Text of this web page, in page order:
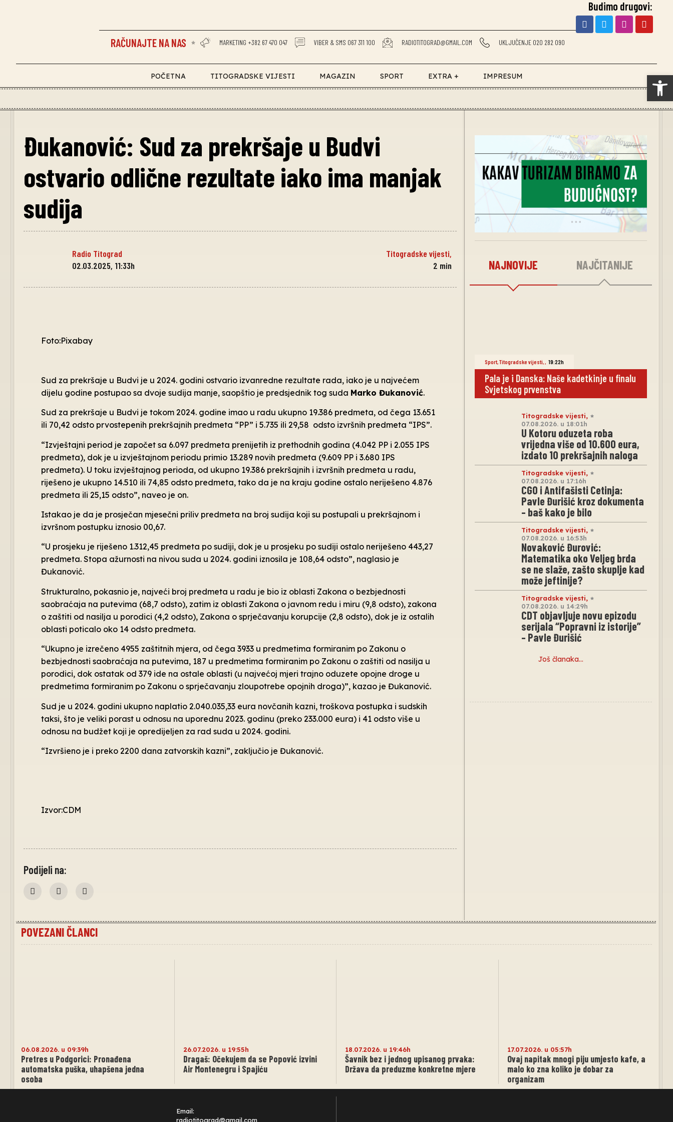
RAČUNAJTE NA NAS MARKETING +382 67 470 047 VIBER & SMS 067 311 100 RADIOTITOGRAD@GMAIL.COM UKLJUČENJE 020 282 090
Budimo drugovi:
POČETNA TITOGRADSKE VIJESTI MAGAZIN SPORT EXTRA + IMPRESUM
Đukanović: Sud za prekršaje u Budvi
ostvario odlične rezultate iako ima manjak
sudija
Radio Titograd Titogradske vijesti,
02.03.2025, 11:33h
2 min
Foto:Pixabay
Sud za prekršaje u Budvi je u 2024. godini ostvario izvanredne rezultate rada, iako je u najvećem
dijelu godine postupao sa dvoje sudija manje, saopštio je predsjednik tog suda Marko Đukanović.
Sud za prekršaje u Budvi je tokom 2024. godine imao u radu ukupno 19.386 predmeta, od čega 13.651
ili 70,42 odsto prvostepenih prekršajnih predmeta “PP” i 5.735 ili 29,58 odsto izvršnih predmeta “IPS”.
“Izvještajni period je započet sa 6.097 predmeta prenijetih iz prethodnih godina (4.042 PP i 2.055 IPS
predmeta), dok je u izvještajnom periodu primio 13.289 novih predmeta (9.609 PP i 3.680 IPS
predmeta). U toku izvještajnog perioda, od ukupno 19.386 prekršajnih i izvršnih predmeta u radu,
riješeno je ukupno 14.510 ili 74,85 odsto predmeta, tako da je na kraju godine ostalo neriješeno 4.876
predmeta ili 25,15 odsto”, naveo je on.
Istakao je da je prosječan mjesečni priliv predmeta na broj sudija koji su postupali u prekršajnom i
izvršnom postupku iznosio 00,67.
“U prosjeku je riješeno 1.312,45 predmeta po sudiji, dok je u prosjeku po sudiji ostalo neriješeno 443,27
predmeta. Stopa ažurnosti na nivou suda u 2024. godini iznosila je 108,64 odsto”, naglasio je
Đukanović.
Strukturalno, pokasnio je, najveći broj predmeta u radu je bio iz oblasti Zakona o bezbjednosti
saobraćaja na putevima (68,7 odsto), zatim iz oblasti Zakona o javnom redu i miru (9,8 odsto), zakona
o zaštiti od nasilja u porodici (4,2 odsto), Zakona o sprječavanju korupcije (2,8 odsto), dok je iz ostalih
oblasti poticalo oko 14 odsto predmeta.
“Ukupno je izrečeno 4955 zaštitnih mjera, od čega 3933 u predmetima formiranim po Zakonu o
bezbjednosti saobraćaja na putevima, 187 u predmetima formiranim po Zakonu o zaštiti od nasilja u
porodici, dok ostatak od 379 ide na ostale oblasti (u najvećoj mjeri trajno oduzete opojne droge u
predmetima formiranim po Zakonu o sprječavanju zloupotrebe opojnih droga)”, kazao je Đukanović.
Sud je u 2024. godini ukupno naplatio 2.040.035,33 eura novčanih kazni, troškova postupka i sudskih
taksi, što je veliki porast u odnosu na uporednu 2023. godinu (preko 233.000 eura) i 41 odsto više u
odnosu na budžet koji je opredijeljen za rad suda u 2024. godini.
“Izvršieno je i preko 2200 dana zatvorskih kazni”, zaključio je Đukanović.
Izvor:CDM
Podijeli na:
NAJNOVIJE NAJČITANIJE
Sport Titogradske vijesti 19:22h
Pala je i Danska: Naše kadetkinje u finalu
Svjetskog prvenstva
Titogradske vijesti,
07.08.2026. u 18:01h
U Kotoru oduzeta roba
vrijedna više od 10.600 eura,
izdato 10 prekršajnih naloga
Titogradske vijesti,
07.08.2026. u 17:16h
CGO i Antifašisti Cetinja:
Pavle Đurišić kroz dokumenta
– baš kako je bilo
Titogradske vijesti,
07.08.2026. u 16:53h
Novaković Đurović:
Matematika oko Veljeg brda
se ne slaže, zašto skuplje kad
može jeftinije?
Titogradske vijesti,
07.08.2026. u 14:29h
CDT objavljuje novu epizodu
serijala “Popravni iz istorije”
– Pavle Đurišić
Još članaka…
POVEZANI ČLANCI
06.08.2026. u 09:39h
Pretres u Podgorici: Pronađena
automatska puška, uhapšena jedna
osoba
26.07.2026. u 19:55h
Dragaš: Očekujem da se Popović izvini
Air Montenegru i Spajiću
18.07.2026. u 19:46h
Šavnik bez i jednog upisanog prvaka:
Država da preduzme konkretne mjere
17.07.2026. u 05:57h
Ovaj napitak mnogi piju umjesto kafe, a
malo ko zna koliko je dobar za
organizam
Email:
radiotitograd@gmail.com